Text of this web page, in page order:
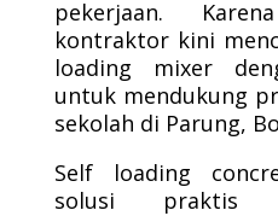
pekerjaan.
kontraktor kini
loading mixer
untuk mendukung
sekolah di Parung,
Self loading
solusi praktis